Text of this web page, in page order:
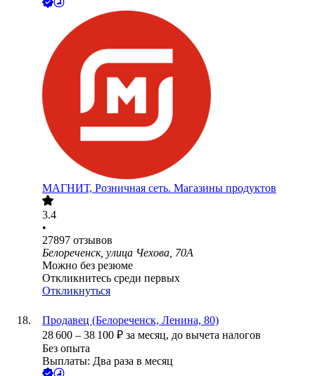
МАГНИТ, Розничная сеть. Магазины продуктов
3.4
•
27897 отзывов
Белореченск, улица Чехова, 70А
Можно без резюме
Откликнитесь среди первых
Откликнуться
Продавец (Белореченск, Ленина, 80)
28 600 – 38 100 ₽ за месяц, до вычета налогов
Без опыта
Выплаты: Два раза в месяц